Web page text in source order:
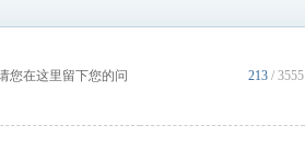
您在这里留下您的问
213 / 3555